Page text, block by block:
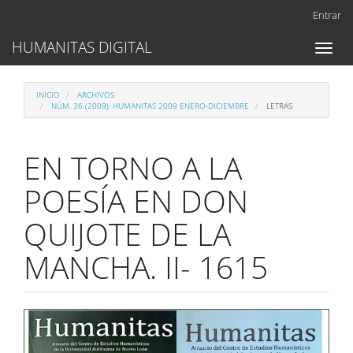
Contenido
principal
lateral
Entrar
Toggle
HUMANITAS DIGITAL
INICIO
ARCHIVOS
NÚM. 36 (2009): HUMANITAS 2009 ENERO-DICIEMBRE
LETRAS
EN TORNO A LA
POESÍA EN DON
QUIJOTE DE LA
MANCHA. II- 1615
Barra